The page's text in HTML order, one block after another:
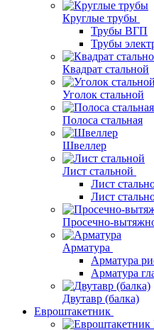
Круглые трубы
Трубы ВГП
Трубы
Квадрат стальной
Уголок стальной
Полоса стальная
Швеллер
Лист стальной
Лист
Лист
Просечно-
Арматура
Арматура
Арматура
Двутавр (балка)
Евроштакетник